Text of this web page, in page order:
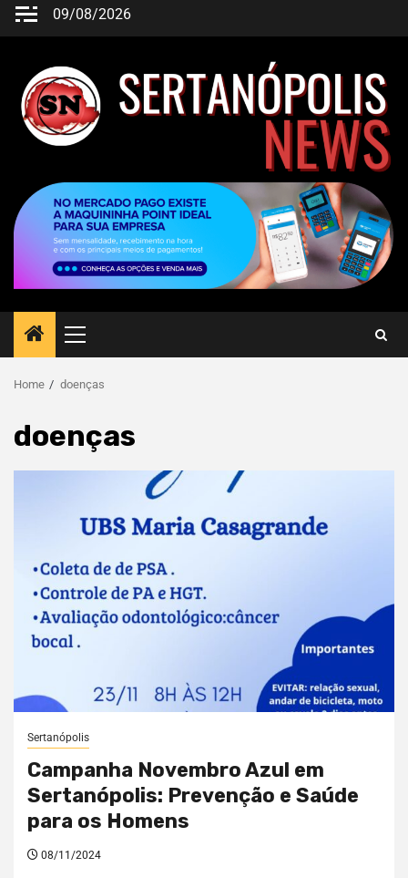
09/08/2026
Home doenças
doenças
Sertanópolis
Campanha Novembro Azul em
Sertanópolis: Prevenção e Saúde
para os Homens
08/11/2024